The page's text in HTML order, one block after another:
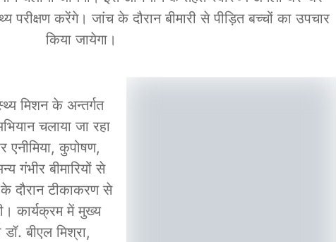
परीक्षण करेंगे। जांच के दौरान बीमारी से पीड़ित बच्चों का उपचार
किया जायेगा।
मिशन के अन्तर्गत
चलाया जा रहा
कुपोषण,
गंभीर बीमारियों से
दौरान टीकाकरण से
कार्यक्रम में मुख्य
बीएल मिश्रा,